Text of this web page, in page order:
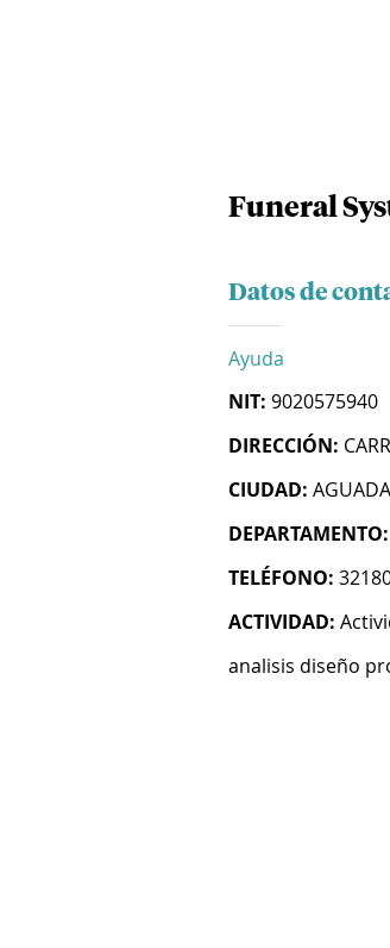
Funeral
Datos de
Ayuda
NIT: 9020575940
DIRECCIÓN:
CIUDAD:
DEPARTAMENTO:
TELÉFONO:
ACTIVIDAD:
analisis diseño